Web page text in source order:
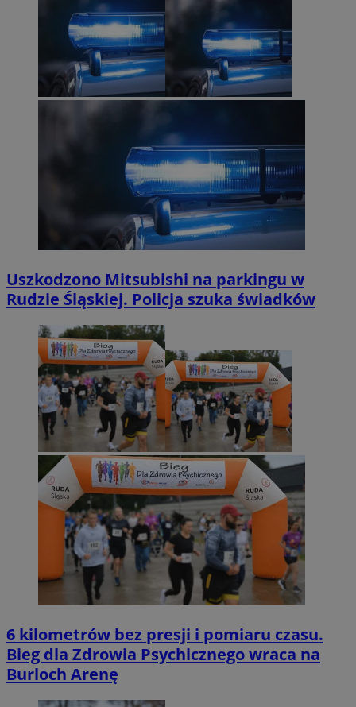
Uszkodzono Mitsubishi na parkingu w
Rudzie Śląskiej. Policja szuka świadków
6 kilometrów bez presji i pomiaru czasu.
Bieg dla Zdrowia Psychicznego wraca na
Burloch Arenę